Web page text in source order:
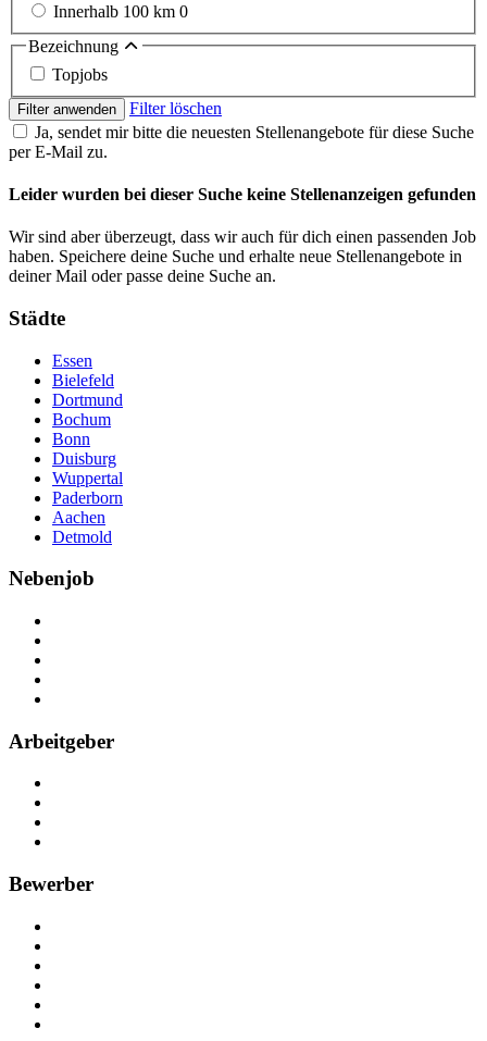
Innerhalb 100 km 0
Bezeichnung
Topjobs
Filter anwenden
Filter löschen
Ja, sendet mir bitte die neuesten Stellenangebote für diese Suche
per E-Mail zu.
Leider wurden bei dieser Suche keine Stellenanzeigen gefunden
Wir sind aber überzeugt, dass wir auch für dich einen passenden Job
haben. Speichere deine Suche und erhalte neue Stellenangebote in
deiner Mail oder passe deine Suche an.
Städte
Essen
Bielefeld
Dortmund
Bochum
Bonn
Duisburg
Wuppertal
Paderborn
Aachen
Detmold
Nebenjob
Arbeitgeber
Bewerber